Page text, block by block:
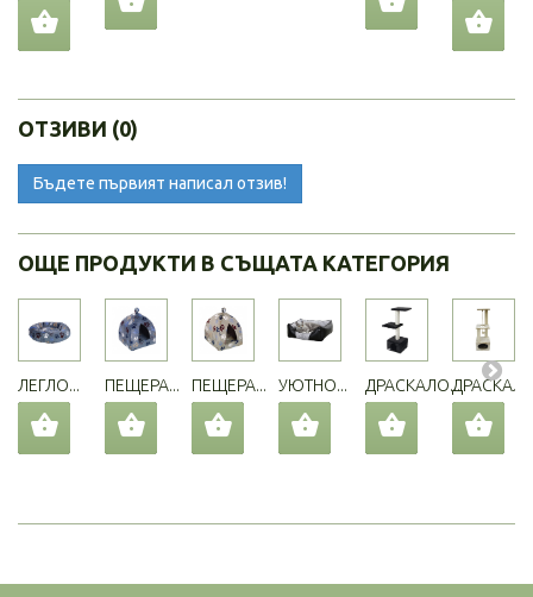
ОТЗИВИ (0)
Бъдете първият написал отзив!
ОЩЕ ПРОДУКТИ В СЪЩАТА КАТЕГОРИЯ
ЛЕГЛО... ПЕЩЕРА... ПЕЩЕРА... УЮТНО... ДРАСКАЛО...